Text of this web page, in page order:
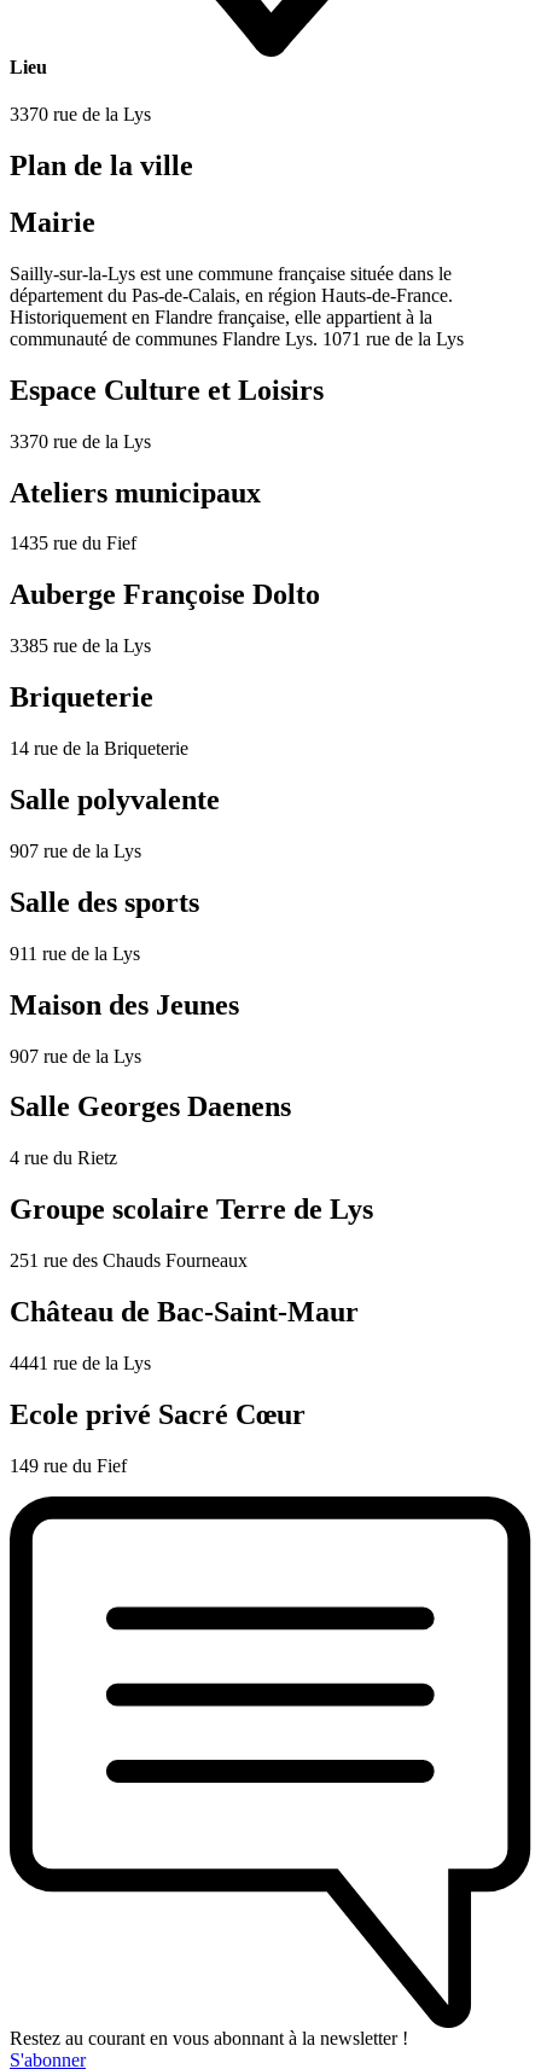
Lieu
3370 rue de la Lys
Plan de la ville
Mairie
Sailly-sur-la-Lys est une commune française située dans le
département du Pas-de-Calais, en région Hauts-de-France.
Historiquement en Flandre française, elle appartient à la
communauté de communes Flandre Lys. 1071 rue de la Lys
Espace Culture et Loisirs
3370 rue de la Lys
Ateliers municipaux
1435 rue du Fief
Auberge Françoise Dolto
3385 rue de la Lys
Briqueterie
14 rue de la Briqueterie
Salle polyvalente
907 rue de la Lys
Salle des sports
911 rue de la Lys
Maison des Jeunes
907 rue de la Lys
Salle Georges Daenens
4 rue du Rietz
Groupe scolaire Terre de Lys
251 rue des Chauds Fourneaux
Château de Bac-Saint-Maur
4441 rue de la Lys
Ecole privé Sacré Cœur
149 rue du Fief
Restez au courant en vous abonnant à la newsletter !
S'abonner